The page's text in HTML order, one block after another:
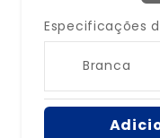
Especificações
Branca